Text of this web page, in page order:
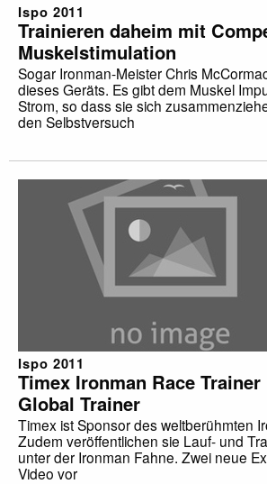
Ispo 2011
Trainieren daheim mit
Muskelstimulation
Sogar Ironman-Meister Chris
dieses Geräts. Es gibt dem Muskel
Strom, so dass sie sich
den Selbstversuch
Ispo 2011
Timex Ironman Race
Global Trainer
Timex ist Sponsor des weltberühmten
Zudem veröffentlichen sie Lauf- und
unter der Ironman Fahne. Zwei neue
Video vor